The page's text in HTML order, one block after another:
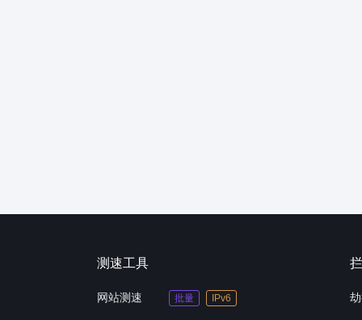
测速工具
网站测速 批量 IPv6